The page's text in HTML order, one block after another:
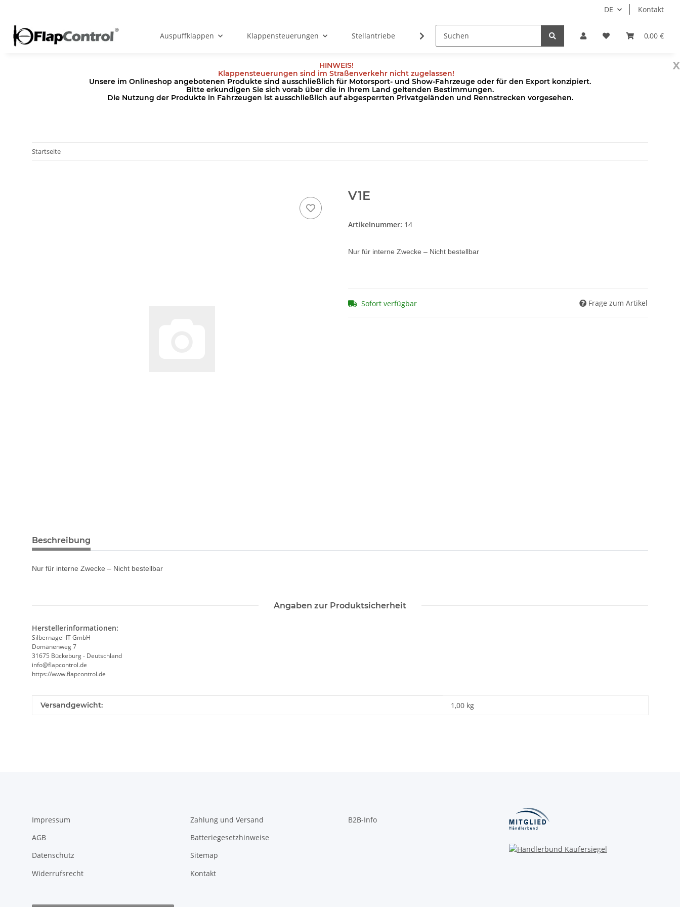
DE Kontakt
0,00 €
Auspuffklappen Klappensteuerungen Stellantriebe Kabel Pumpen
x
HINWEIS!
Klappensteuerungen sind im Straßenverkehr nicht zugelassen!
Unsere im Onlineshop angebotenen Produkte sind ausschließlich für Motorsport- und Show-Fahrzeuge oder für den Export konzipiert.
Bitte erkundigen Sie sich vorab über die in Ihrem Land geltenden Bestimmungen.
Die Nutzung der Produkte in Fahrzeugen ist ausschließlich auf abgesperrten Privatgeländen und Rennstrecken vorgesehen.
Startseite
V1E
Artikelnummer: 14
Nur für interne Zwecke – Nicht bestellbar
Sofort verfügbar Frage zum Artikel
Beschreibung
Nur für interne Zwecke – Nicht bestellbar
Angaben zur Produktsicherheit
Herstellerinformationen:
Silbernagel-IT GmbH
Domänenweg 7
31675 Bückeburg - Deutschland
info@flapcontrol.de
https://www.flapcontrol.de
Produkteigenschaft
Wert
Versandgewicht: 1,00 kg
Impressum
AGB
Datenschutz
Widerrufsrecht
Zahlung und Versand
Batteriegesetzhinweise
Sitemap
Kontakt
B2B-Info